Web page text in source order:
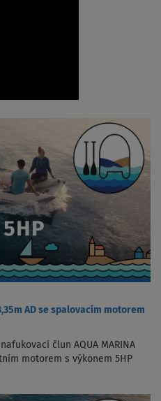
AD se spalovacím motorem
člun AQUA MARINA
motorem s výkonem 5HP